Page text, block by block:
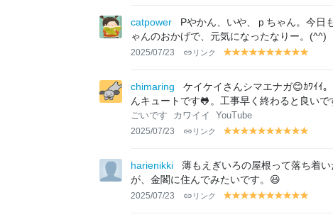
lo
w
lo
w
lo
w
lo
w
lo
w
lo
w
lo
w
catpower
Pやかん、いや、ｐちゃん。今日
ゃんのおかげで、元気になったなりー。(^^)
2025/07/23 リンク
y
lo
w
y
lo
w
y
lo
w
y
lo
w
y
lo
w
y
lo
w
y
lo
w
y
lo
w
y
lo
w
lo
w
chimaring
ケイケイさんシマエナガ😊ｶﾜｲｲ
んキュートです🐸。工事早く終わると良い
ごいです
カワイイ YouTube
2025/07/23 リンク
y
lo
w
y
lo
w
y
lo
w
y
lo
w
y
lo
w
y
lo
w
y
lo
w
y
lo
y
lo lo
harienikki
薄もえぎいろの屋根って落ち着
が、金閣に住んでみたいです。😃
2025/07/23 リンク
y y y y y y y y y